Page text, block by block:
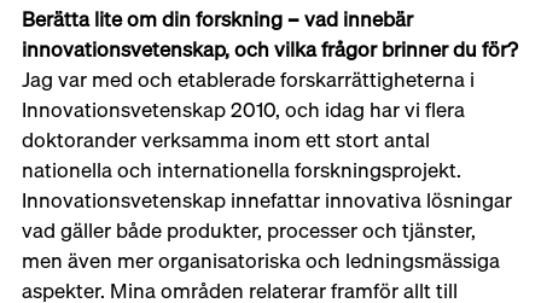
Berätta lite om din forskning – vad innebär
innovationsvetenskap, och vilka frågor brinner du för?
Jag var med och etablerade forskarrättigheterna i
Innovationsvetenskap 2010, och idag har vi flera
doktorander verksamma inom ett stort antal
nationella och internationella forskningsprojekt.
Innovationsvetenskap innefattar innovativa lösningar
vad gäller både produkter, processer och tjänster,
men även mer organisatoriska och ledningsmässiga
aspekter. Mina områden relaterar framför allt till